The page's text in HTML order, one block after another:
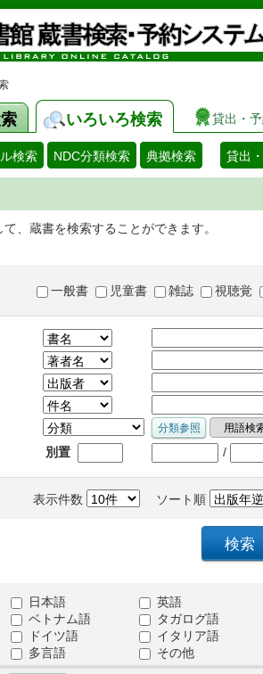
いろいろ検索 貸出・
検索 NDC分類検索 典拠検索 貸出
、蔵書を検索することができます。
一般書 児童書 雑誌 視聴覚
別置 /
表示件数 ソート順
日本語
英語
ベトナム語
タガログ語
ドイツ語
イタリア語
多言語
その他